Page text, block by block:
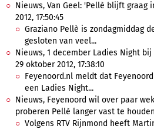
Nieuws, Van Geel: 'Pellè blijft graag
2012, 17:50:45
Graziano Pellè is zondagmiddag
gesloten van veel...
Nieuws, 1 december Ladies Night bij
29 oktober 2012, 17:38:10
Feyenoord.nl meldt dat
een Ladies Night...
Nieuws, Feyenoord wil over paar
proberen Pellè langer vast te
Volgens RTV Rijnmond heeft